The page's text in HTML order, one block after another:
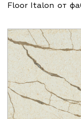
Floor Italon от
изделии. Этот
традиции
технологии
изысканного
эстетическую
стоящая у
себе